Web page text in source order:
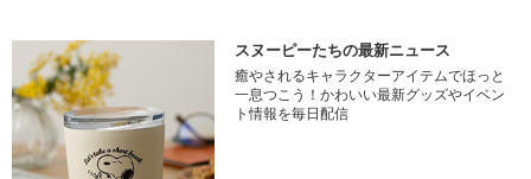
スヌーピーたちの最新ニュース
癒やされるキャラクターアイテムでほっと
一息つこう！かわいい最新グッズやイベン
ト情報を毎日配信